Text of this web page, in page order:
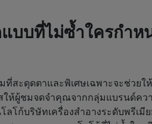
บบที่ไม่ซ้ำใครกำห
ที่สะดุดตาและพิเศษเฉพาะจะช่วย
ให้ผู้ชมจดจำคุณจากกลุ่มแบรนด์ค
ลโก้บริษัทเครื่องสำอางระดับพรีเ